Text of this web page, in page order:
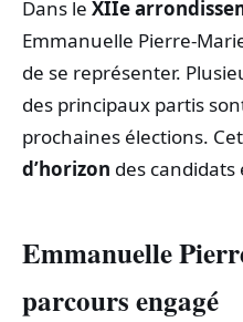
Dans le XIIe
Emmanuelle Pierre-
de se représenter.
des principaux partis
prochaines élections.
d’horizon des
Emmanuelle
parcours engagé